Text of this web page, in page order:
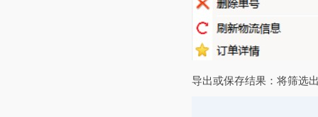
导出或保存结果‌：将筛选